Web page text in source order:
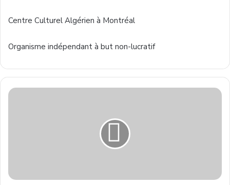
Centre Culturel Algérien à Montréal
Organisme indépendant à but non-lucratif